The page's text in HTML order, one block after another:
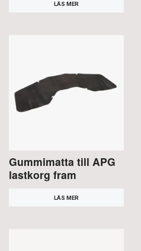
LÄS MER
Gummimatta till APG
lastkorg fram
LÄS MER